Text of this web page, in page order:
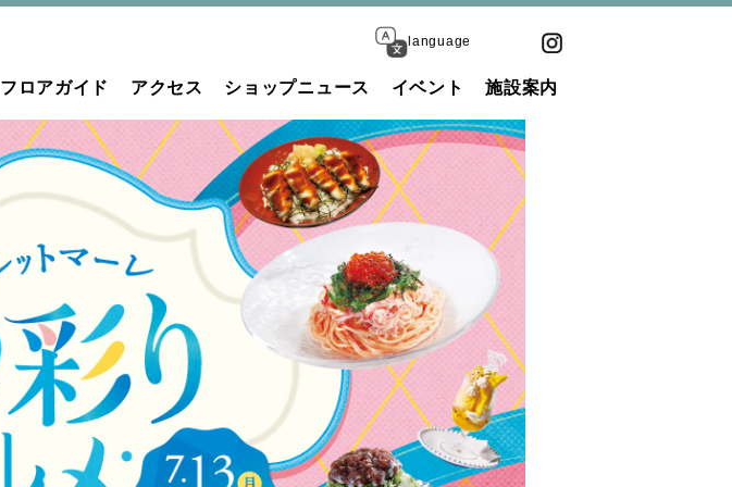
language
フロアガイド アクセス ショップニュース イベント 施設案内